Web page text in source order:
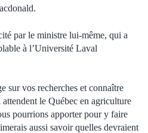
par le ministre lui-même, qui a
à l’Université Laval
sur vos recherches et connaître
le Québec en agriculture
pourrions apporter pour y faire
aussi savoir quelles devraient